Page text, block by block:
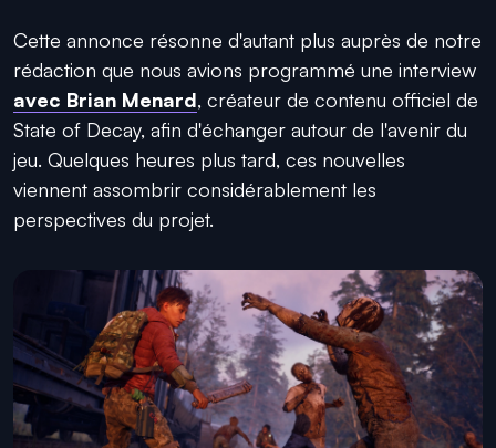
Cette annonce résonne d'autant plus auprès de notre
rédaction que nous avions programmé une interview
avec Brian Menard, créateur de contenu officiel de
State of Decay, afin d'échanger autour de l'avenir du
jeu. Quelques heures plus tard, ces nouvelles
viennent assombrir considérablement les
perspectives du projet.